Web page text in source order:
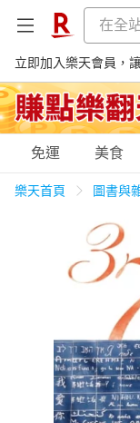
立即加入樂天會員，
購物網分類
女裝
免運 美食
樂天首頁 圖書與